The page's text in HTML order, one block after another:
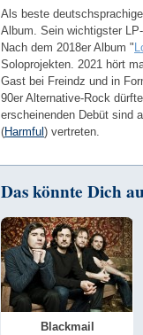
Als beste
Album. Sein wichtigster
Nach dem 2018er Album "
Soloprojekten. 2021 hört
Gast bei Freindz und in
90er Alternative-Rock
erscheinenden Debüt sind
(Harmful ) vertreten.
Das könnte Dich
Blackmail